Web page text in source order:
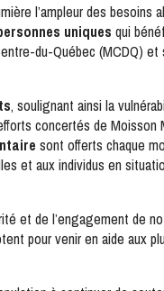
l’ampleur des besoins
uniques qui
du-Québec (MCDQ) et
, soulignant ainsi la
concertés de Moisson
sont offerts chaque
et aux individus en
et de l’engagement de
pour venir en aide aux